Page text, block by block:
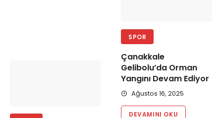
SPOR
Çanakkale
Gelibolu’da Orman
Yangını Devam Ediyor
Ağustos 16, 2025
DEVAMINI OKU